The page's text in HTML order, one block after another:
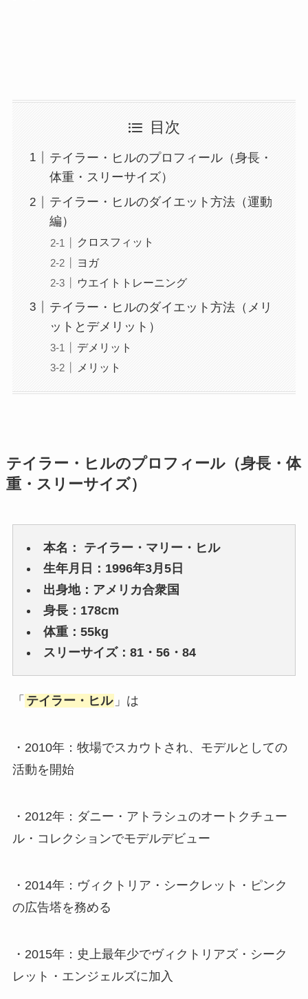
目次
テイラー・ヒルのプロフィール（身長・
体重・スリーサイズ）
テイラー・ヒルのダイエット方法（運動
編）
クロスフィット
ヨガ
ウエイトトレーニング
テイラー・ヒルのダイエット方法（メリ
ットとデメリット）
デメリット
メリット
テイラー・ヒルのプロフィール（身長・体
重・スリーサイズ）
本名： テイラー・マリー・ヒル
生年月日：1996年3月5日
出身地：アメリカ合衆国
身長：178cm
体重：55kg
スリーサイズ：81・56・84
「 テイラー・ヒル 」は
・2010年：牧場でスカウトされ、モデルとしての
活動を開始
・2012年：ダニー・アトラシュのオートクチュー
ル・コレクションでモデルデビュー
・2014年：ヴィクトリア・シークレット・ピンク
の広告塔を務める
・2015年：史上最年少でヴィクトリアズ・シーク
レット・エンジェルズに加入